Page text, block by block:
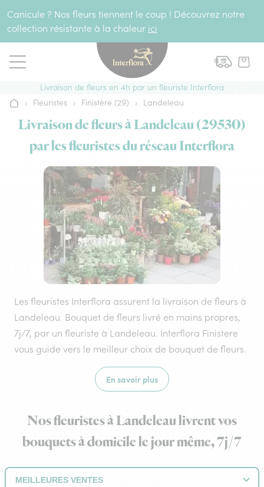
Canicule ? Nos fleurs tiennent le coup ! Découvrez notre
collection résistante à la chaleur ici
Livraison de fleurs en 4h par un fleuriste Interflora
Accueil
› Fleuristes › Finistère (29) › Landeleau
Livraison de fleurs à Landeleau (29530)
par les fleuristes du réseau Interflora
Les fleuristes Interflora assurent la livraison de fleurs à
Landeleau. Bouquet de fleurs livré en mains propres,
7j/7, par un fleuriste à Landeleau. Interflora Finistere
vous guide vers le meilleur choix de bouquet de fleurs.
En savoir plus
Nos fleuristes à Landeleau livrent vos
bouquets à domicile le jour même, 7j/7